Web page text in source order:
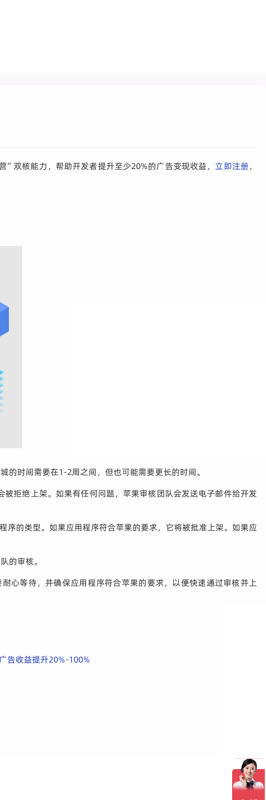
双核能力，帮助开发者提升至少20%的广告变现收益， 立即注册，
时间需要在1-2周之间，但也可能需要更长的时间。
拒绝上架。如果有任何问题，苹果审核团队会发送电子邮件给开发
的类型。如果应用程序符合苹果的要求，它将被批准上架。如果应
的审核。
心等待，并确保应用程序符合苹果的要求，以便快速通过审核并上
告收益提升20%-100%